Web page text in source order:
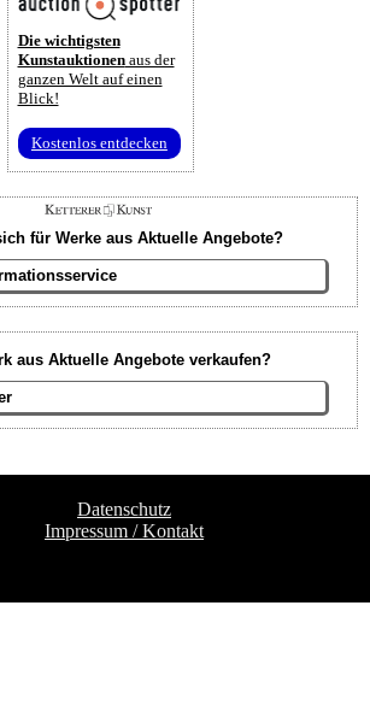
Die wichtigsten
Kunstauktionenaus der
ganzen Welt auf einen
Blick!
Kostenlos entdecken
für Werke aus Aktuelle Angebote?
aus Aktuelle Angebote verkaufen?
Datenschutz
Impressum / Kontakt